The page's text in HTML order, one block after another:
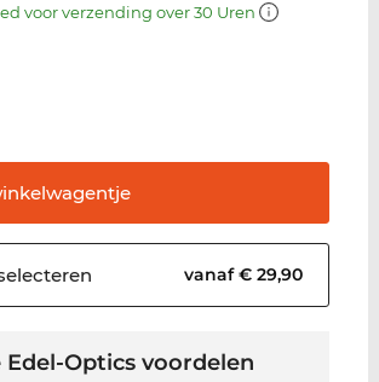
voor verzending over 30 Uren
vanaf € 29,90
Edel-Optics voordelen